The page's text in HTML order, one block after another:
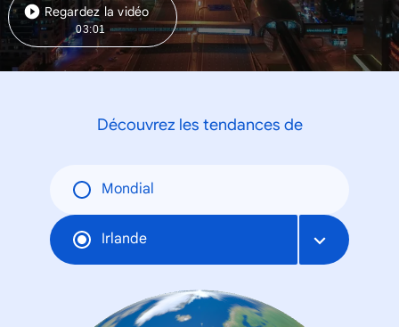
Regardez la vidéo
03:01
Découvrez les tendances de
Mondial
Irlande